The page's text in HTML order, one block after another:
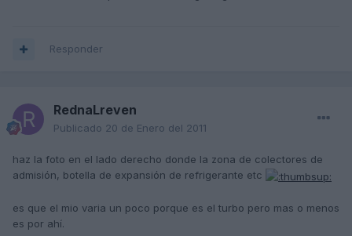
Responder
RednaLreven
Publicado 20 de Enero del 2011
haz la foto en el lado derecho donde la zona de colectores de
admisión, botella de expansión de refrigerante etc
es que el mio varia un poco porque es el turbo pero mas o menos
es por ahí.